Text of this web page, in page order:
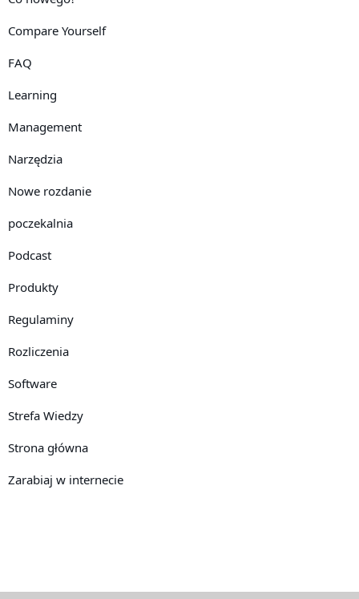
Compare Yourself
FAQ
Learning
Management
Narzędzia
Nowe rozdanie
poczekalnia
Podcast
Produkty
Regulaminy
Rozliczenia
Software
Strefa Wiedzy
Strona główna
Zarabiaj w internecie